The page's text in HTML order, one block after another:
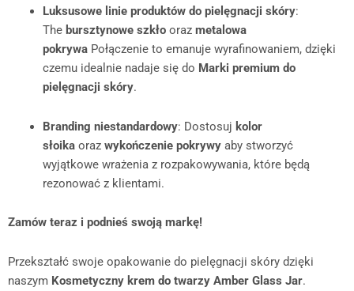
Luksusowe linie produktów do pielęgnacji skóry:
The bursztynowe szkłooraz metalowa
pokrywaPołączenie to emanuje wyrafinowaniem, dzięki
czemu idealnie nadaje się do Marki premium do
pielęgnacji skóry.
Branding niestandardowy: Dostosuj kolor
słoikaoraz wykończenie pokrywyaby stworzyć
wyjątkowe wrażenia z rozpakowywania, które będą
rezonować z klientami.
Zamów teraz i podnieś swoją markę!
Przekształć swoje opakowanie do pielęgnacji skóry dzięki
naszym Kosmetyczny krem do twarzy Amber Glass Jar.